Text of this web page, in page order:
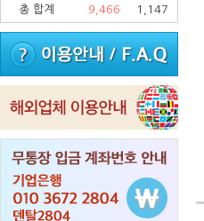
총 합계 9,466 1,147